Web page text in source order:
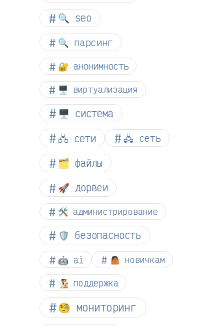
🔍 seo
🔍 парсинг
🔐 анонимность
🖥️ виртуализация
🖥️ система
🖧 сети
🖧 сеть
🗂️ файлы
🚀 дорвеи
🛠️ администрирование
🛡️ безопасность
🤖 ai 🤷🏽 новичкам
🧏🏻 поддержка
🧐 мониторинг